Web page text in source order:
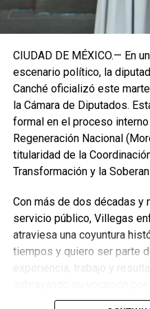
Recibe las
CIUDAD DE MÉXICO.— En
escenario político, la
Canché oficializó este
la Cámara de Diputados.
formal en el proceso
Regeneración Nacional
titularidad de la
Transformación y la
Con más de dos décadas y
servicio público, Villegas
atraviesa una coyuntura
tiempos y quiero ser parte
experiencia, trabajo y
justa, unida y equitativa.